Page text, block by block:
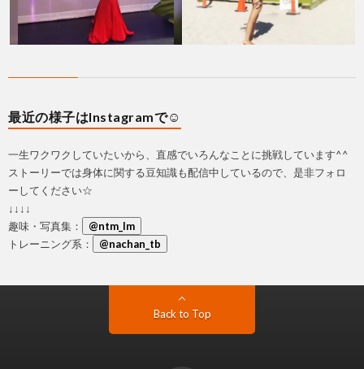
最近の様子はInstagramで☺
一生ワクワクしていたいから、直感でいろんなことに挑戦しています^^
ストーリーでは身体に関する豆知識も配信中しているので、是非フォロ
ーしてください☆
↓↓↓↓
趣味・写真集：
@ntm_lm
トレーニング系：
@nachan_tb
Back to Top